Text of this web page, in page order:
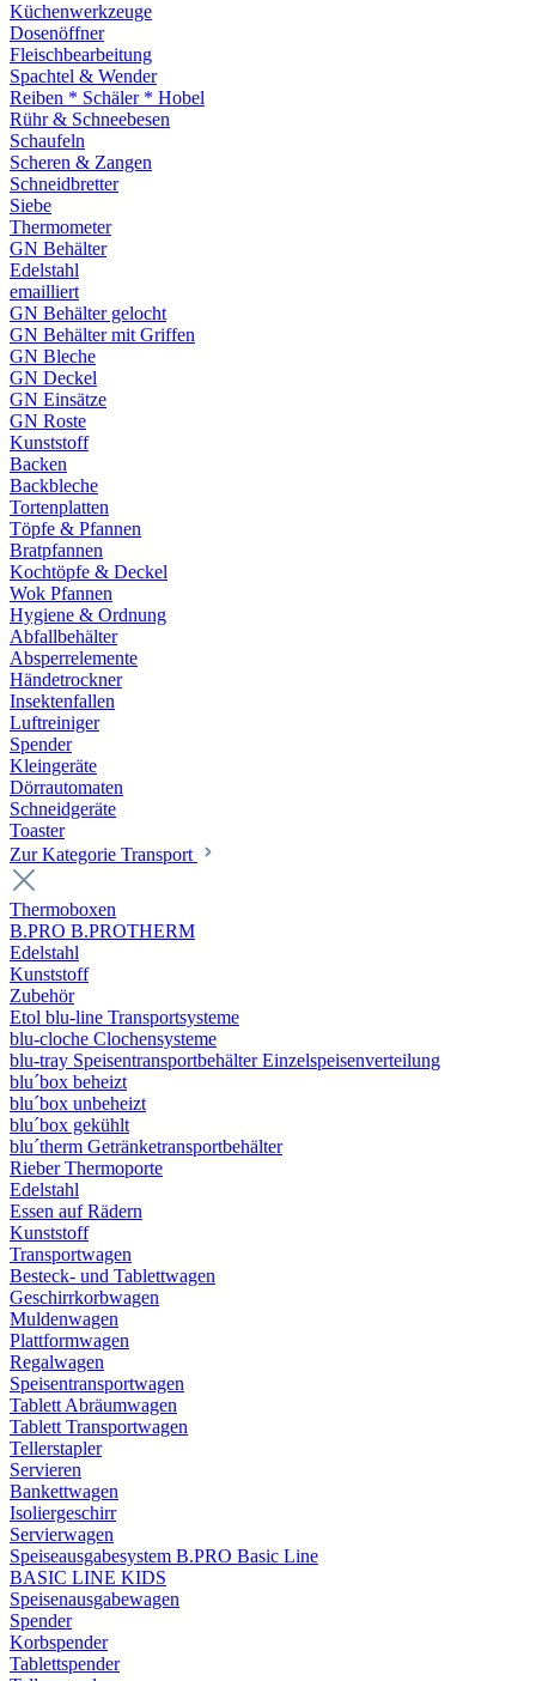
Küchenwerkzeuge
Dosenöffner
Fleischbearbeitung
Spachtel & Wender
Reiben * Schäler * Hobel
Rühr & Schneebesen
Schaufeln
Scheren & Zangen
Schneidbretter
Siebe
Thermometer
GN Behälter
Edelstahl
emailliert
GN Behälter gelocht
GN Behälter mit Griffen
GN Bleche
GN Deckel
GN Einsätze
GN Roste
Kunststoff
Backen
Backbleche
Tortenplatten
Töpfe & Pfannen
Bratpfannen
Kochtöpfe & Deckel
Wok Pfannen
Hygiene & Ordnung
Abfallbehälter
Absperrelemente
Händetrockner
Insektenfallen
Luftreiniger
Spender
Kleingeräte
Dörrautomaten
Schneidgeräte
Toaster
Zur Kategorie Transport
Thermoboxen
B.PRO B.PROTHERM
Edelstahl
Kunststoff
Zubehör
Etol blu-line Transportsysteme
blu-cloche Clochensysteme
blu-tray Speisentransportbehälter Einzelspeisenverteilung
blu´box beheizt
blu´box unbeheizt
blu´box gekühlt
blu´therm Getränketransportbehälter
Rieber Thermoporte
Edelstahl
Essen auf Rädern
Kunststoff
Transportwagen
Besteck- und Tablettwagen
Geschirrkorbwagen
Muldenwagen
Plattformwagen
Regalwagen
Speisentransportwagen
Tablett Abräumwagen
Tablett Transportwagen
Tellerstapler
Servieren
Bankettwagen
Isoliergeschirr
Servierwagen
Speiseausgabesystem B.PRO Basic Line
BASIC LINE KIDS
Speisenausgabewagen
Spender
Korbspender
Tablettspender